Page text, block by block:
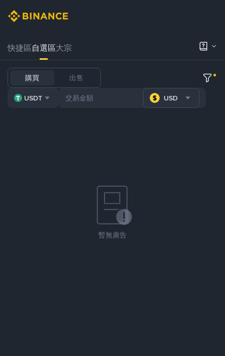
快捷區自選區大宗
購買 出售
USDT USD
暫無廣告